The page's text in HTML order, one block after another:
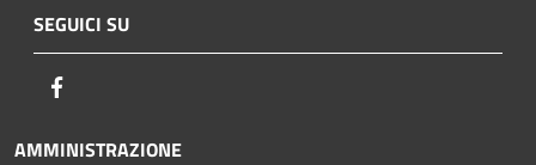
SEGUICI SU
AMMINISTRAZIONE